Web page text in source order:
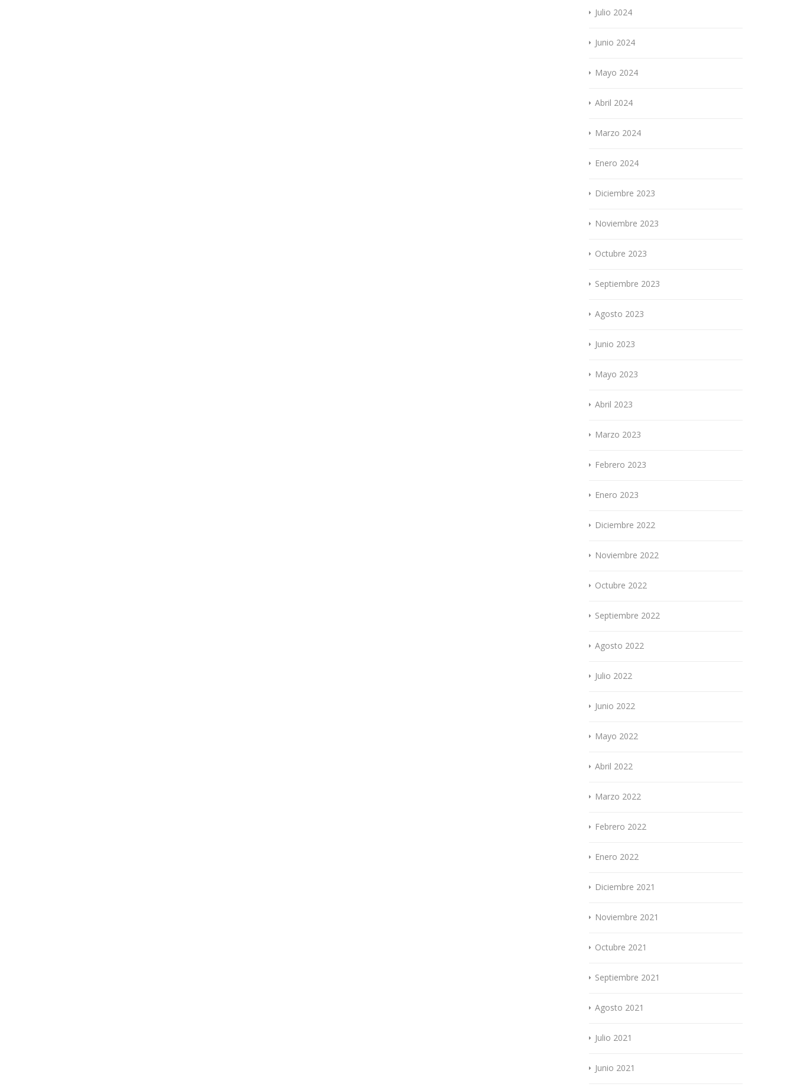
Julio 2024
Junio 2024
Mayo 2024
Abril 2024
Marzo 2024
Enero 2024
Diciembre 2023
Noviembre 2023
Octubre 2023
Septiembre 2023
Agosto 2023
Junio 2023
Mayo 2023
Abril 2023
Marzo 2023
Febrero 2023
Enero 2023
Diciembre 2022
Noviembre 2022
Octubre 2022
Septiembre 2022
Agosto 2022
Julio 2022
Junio 2022
Mayo 2022
Abril 2022
Marzo 2022
Febrero 2022
Enero 2022
Diciembre 2021
Noviembre 2021
Octubre 2021
Septiembre 2021
Agosto 2021
Julio 2021
Junio 2021